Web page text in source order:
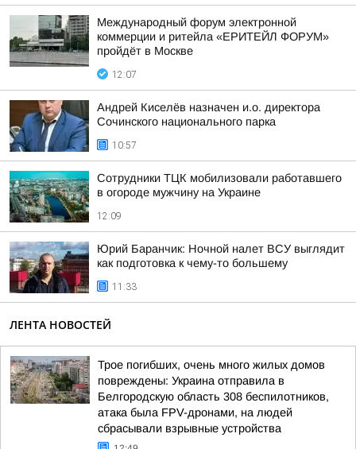
Международный форум электронной
коммерции и ритейла «ЕРИТЕЙЛ ФОРУМ»
пройдёт в Москве
12:07
Андрей Киселёв назначен и.о. директора
Сочинского национального парка
10:57
Сотрудники ТЦК мобилизовали работавшего
в огороде мужчину на Украине
12:09
Юрий Баранчик: Ночной налет ВСУ выглядит
как подготовка к чему-то большему
11:33
ЛЕНТА НОВОСТЕЙ
Трое погибших, очень много жилых домов
повреждены: Украина отправила в
Белгородскую область 308 беспилотников,
атака была FPV-дронами, на людей
сбрасывали взрывные устройства